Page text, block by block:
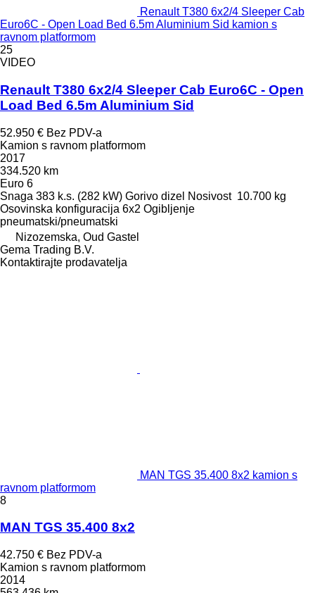
Renault T380 6x2/4 Sleeper Cab
Euro6C - Open Load Bed 6.5m Aluminium Sid kamion s
ravnom platformom
25
VIDEO
Renault T380 6x2/4 Sleeper Cab Euro6C - Open
Load Bed 6.5m Aluminium Sid
52.950 € Bez PDV-a
Kamion s ravnom platformom
2017
334.520 km
Euro 6
Snaga 383 k.s. (282 kW) Gorivo dizel Nosivost 10.700 kg
Osovinska konfiguracija 6x2 Ogibljenje
pneumatski/pneumatski
Nizozemska, Oud Gastel
Gema Trading B.V.
Kontaktirajte prodavatelja
MAN TGS 35.400 8x2 kamion s
ravnom platformom
8
MAN TGS 35.400 8x2
42.750 € Bez PDV-a
Kamion s ravnom platformom
2014